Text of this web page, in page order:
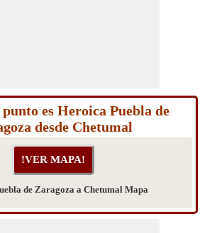
es Heroica Puebla de
desde Chetumal
de Zaragoza a Chetumal Mapa